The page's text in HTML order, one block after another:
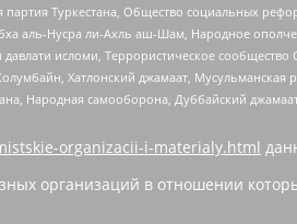
Туркестана, Общество социальных
аль-Нусра ли-Ахль аш-Шам, Народное
исломи, Террористическое
Хатлонский джамаат,
Народная самооборона, Дуббайский
organizacii-i-materialy.html
организаций в отношении